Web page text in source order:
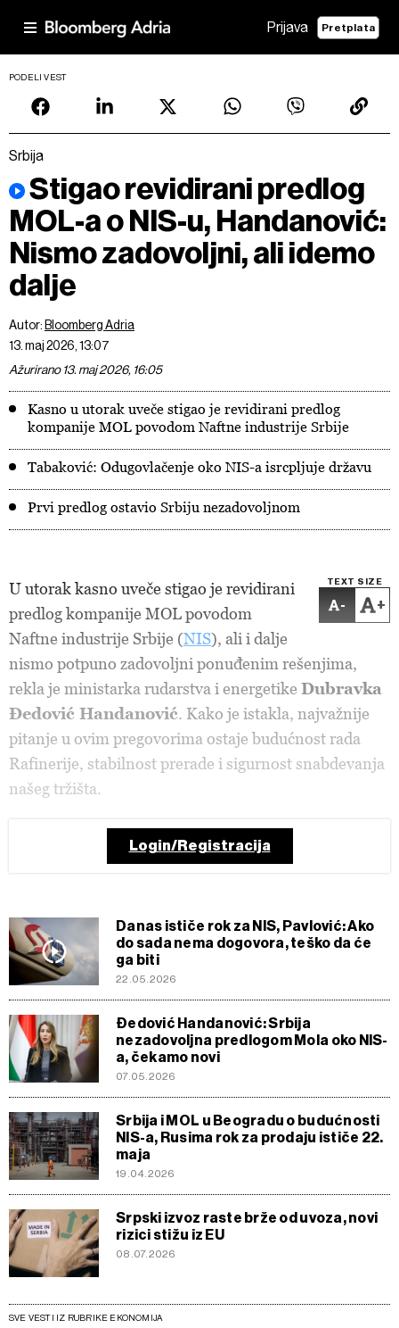
Prijava Pretplata
PODELI VEST
Srbija
Stigao revidirani predlog
MOL-a o NIS-u, Handanović:
Nismo zadovoljni, ali idemo
dalje
Autor: Bloomberg Adria
13. maj 2026, 13:07
Ažurirano 13. maj 2026, 16:05
Kasno u utorak uveče stigao je revidirani predlog
kompanije MOL povodom Naftne industrije Srbije
Tabaković: Odugovlačenje oko NIS-a isrcpljuje državu
Prvi predlog ostavio Srbiju nezadovoljnom
TEXT SIZE
- +
U utorak kasno uveče stigao je revidirani
predlog kompanije MOL povodom
Naftne industrije Srbije (NIS), ali i dalje
nismo potpuno zadovoljni ponuđenim rešenjima,
rekla je ministarka rudarstva i energetike Dubravka
Đedović Handanović. Kako je istakla, najvažnije
pitanje u ovim pregovorima ostaje budućnost rada
Rafinerije, stabilnost prerade i sigurnost snabdevanja
našeg tržišta.
Login/Registracija
Danas ističe rok za NIS, Pavlović: Ako
do sada nema dogovora, teško da će
ga biti
22.05.2026
Đedović Handanović: Srbija
nezadovoljna predlogom Mola oko NIS-
a, čekamo novi
07.05.2026
Srbija i MOL u Beogradu o budućnosti
NIS-a, Rusima rok za prodaju ističe 22.
maja
19.04.2026
Srpski izvoz raste brže od uvoza, novi
rizici stižu iz EU
08.07.2026
SVE VESTI IZ RUBRIKE EKONOMIJA